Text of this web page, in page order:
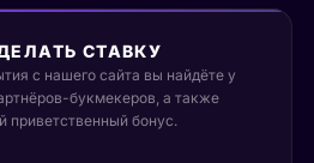
5 мая 2025
19:30
СТАВКУ
с нашего сайта вы найдёте у
букмекеров, а также
приветственный бонус.